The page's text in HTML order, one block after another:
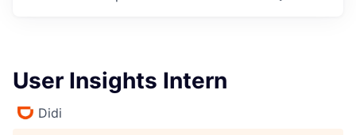
User Insights Intern
Didi